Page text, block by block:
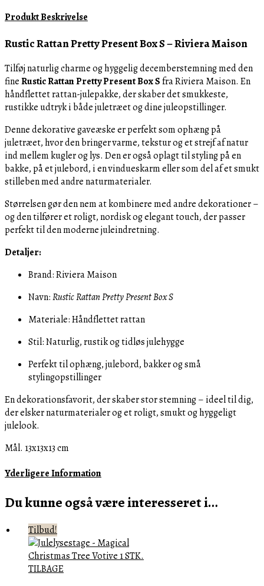
Present
S
Produkt Beskrivelse
Rustic Rattan Pretty Present Box S – Riviera Maison
Tilføj naturlig charme og hyggelig decemberstemning med den
fineRustic Rattan Pretty Present Box Sfra Riviera Maison. En
håndflettet rattan-julepakke, der skaber det smukkeste,
rustikke udtryk i både juletræet og dine juleopstillinger.
Denne dekorative gaveæske er perfekt som ophæng på
juletræet, hvor den bringer varme, tekstur og et strejf af natur
ind mellem kugler og lys. Den er også oplagt til styling på en
bakke, på et julebord, i en vindueskarm eller som del af et smukt
stilleben med andre naturmaterialer.
Størrelsen gør den nem at kombinere med andre dekorationer –
og den tilfører et roligt, nordisk og elegant touch, der passer
perfekt til den moderne juleindretning.
Detaljer:
Brand: Riviera Maison
Navn:Rustic Rattan Pretty Present Box S
Materiale: Håndflettet rattan
Stil: Naturlig, rustik og tidløs julehygge
Perfekt til ophæng, julebord, bakker og små
stylingopstillinger
En dekorationsfavorit, der skaber stor stemning – ideel til dig,
der elsker naturmaterialer og et roligt, smukt og hyggeligt
julelook.
Mål. 13x13x13 cm
Yderligere Information
Du kunne også være interesseret i…
Tilbud!